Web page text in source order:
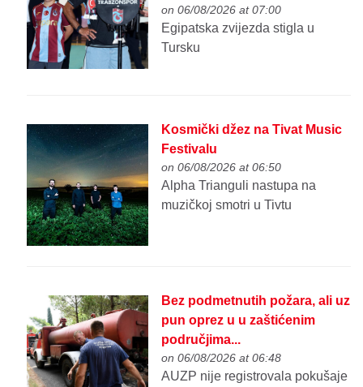
on 06/08/2026 at 07:00
Egipatska zvijezda stigla u
Tursku
Kosmički džez na Tivat Music
Festivalu
on 06/08/2026 at 06:50
Alpha Trianguli nastupa na
muzičkoj smotri u Tivtu
Bez podmetnutih požara, ali uz
pun oprez u u zaštićenim
područjima...
on 06/08/2026 at 06:48
AUZP nije registrovala pokušaje